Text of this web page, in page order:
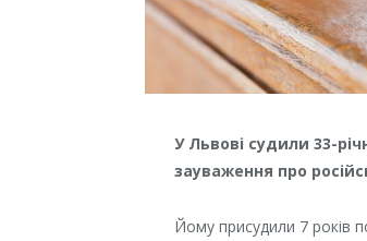
У Львові судили 33-
зауваження про
Йому присудили 7 років